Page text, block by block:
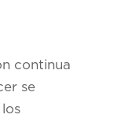
continua
se